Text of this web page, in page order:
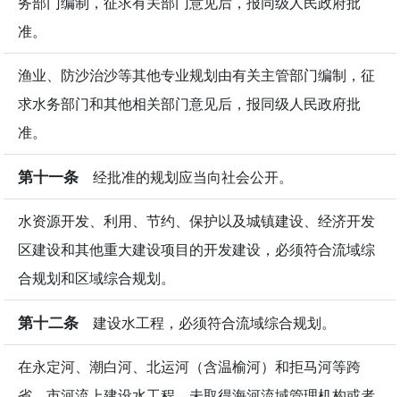
准。
渔业、防沙治沙等其他专业规划由有关主管部门编制，征
求水务部门和其他相关部门意见后，报同级人民政府批
准。
第十一条 经批准的规划应当向社会公开。
水资源开发、利用、节约、保护以及城镇建设、经济开发
区建设和其他重大建设项目的开发建设，必须符合流域综
合规划和区域综合规划。
第十二条 建设水工程，必须符合流域综合规划。
在永定河、潮白河、北运河（含温榆河）和拒马河等跨